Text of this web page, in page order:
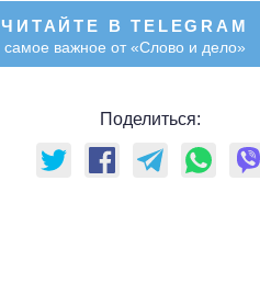
ЧИТАЙТЕ В TELEGRAM
самое важное от «Слово и дело»
Поделиться: